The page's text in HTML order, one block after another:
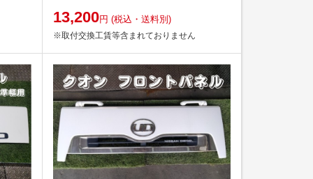
13,200円 (税込・送料別)
※取付交換工賃等含まれておりません